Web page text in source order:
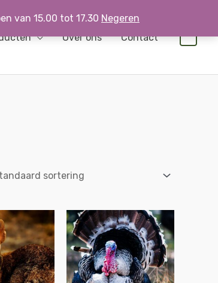
van 15.00 tot 17.30 Negeren
Over ons Contact 0